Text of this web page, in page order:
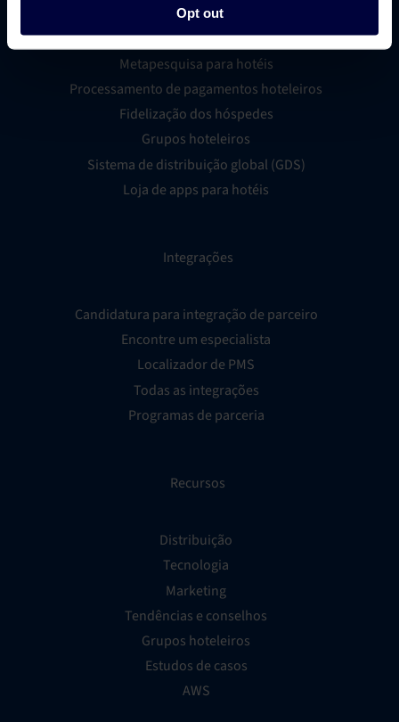
Opt out
Sistema de reservas hoteleiras
Inteligência empresarial hoteleira
Metapesquisa para hotéis
Processamento de pagamentos hoteleiros
Fidelização dos hóspedes
Grupos hoteleiros
Sistema de distribuição global (GDS)
Loja de apps para hotéis
Integrações
Candidatura para integração de parceiro
Encontre um especialista
Localizador de PMS
Todas as integrações
Programas de parceria
Recursos
Distribuição
Tecnologia
Marketing
Tendências e conselhos
Grupos hoteleiros
Estudos de casos
AWS